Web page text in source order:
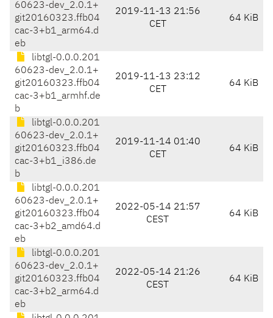
60623-dev_2.0.1+
git20160323.ffb04
cac-3+b1_arm64.d
eb
2019-11-13 21:56
CET
64 KiB
libtgl-0.0.0.201
60623-dev_2.0.1+
git20160323.ffb04
cac-3+b1_armhf.de
b
2019-11-13 23:12
CET
64 KiB
libtgl-0.0.0.201
60623-dev_2.0.1+
git20160323.ffb04
cac-3+b1_i386.de
b
2019-11-14 01:40
CET
64 KiB
libtgl-0.0.0.201
60623-dev_2.0.1+
git20160323.ffb04
cac-3+b2_amd64.d
eb
2022-05-14 21:57
CEST
64 KiB
libtgl-0.0.0.201
60623-dev_2.0.1+
git20160323.ffb04
cac-3+b2_arm64.d
eb
2022-05-14 21:26
CEST
64 KiB